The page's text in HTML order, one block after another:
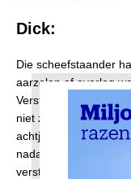
Dick:
Die scheefstaander
aarzelen of overleg
Verstoppertje spelen
niet zo was, want er
achtjarig meisje dat
nadat alle zoekers
verstoppen was geen